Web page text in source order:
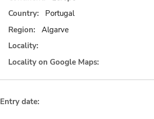
Country:
Portugal
Region:
Algarve
Locality:
Locality on Google Maps:
Entry date: